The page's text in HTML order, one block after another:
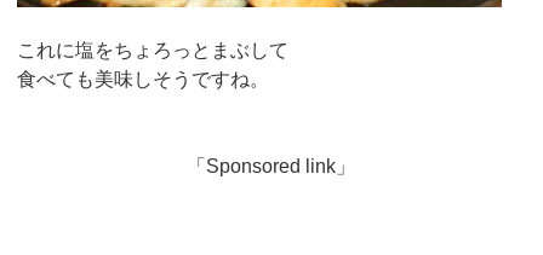
これに塩をちょろっとまぶして
食べても美味しそうですね。
「Sponsored link」